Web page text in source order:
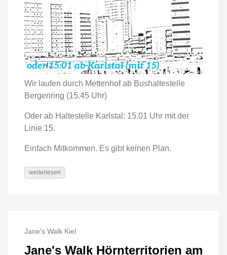
Wir laufen durch Mettenhof ab Bushaltestelle
Bergenring (15.45 Uhr)
Oder ab Haltestelle Karlstal: 15.01 Uhr mit der
Linie 15.
Einfach Mitkommen. Es gibt keinen Plan.
weiterlesen
Jane's Walk Kiel
Jane's Walk Hörnterritorien am